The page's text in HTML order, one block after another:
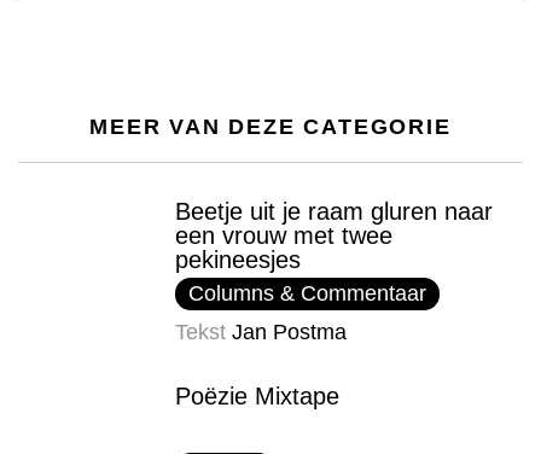
MEER VAN DEZE CATEGORIE
Beetje uit je raam gluren naar
een vrouw met twee
pekineesjes
Columns & Commentaar
Tekst Jan Postma
Poëzie Mixtape